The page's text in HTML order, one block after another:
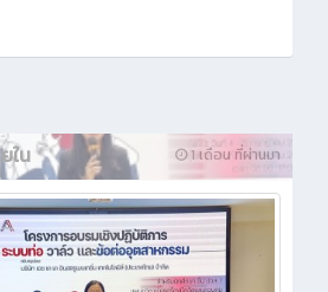
1 เดือน ที่ผ่านมา
ใน